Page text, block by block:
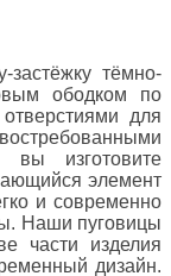
застёжку тёмно-
ободком по
для
вы изготовите
элемент
и современно
Наши пуговицы
части изделия
дизайн.